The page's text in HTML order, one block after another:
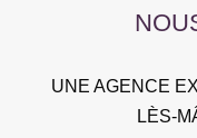
UNE AGENCE
LÈS-